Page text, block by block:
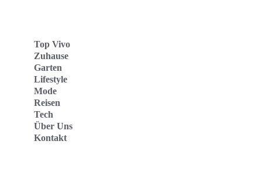
Top Vivo
Zuhause
Garten
Lifestyle
Mode
Reisen
Tech
Über Uns
Kontakt